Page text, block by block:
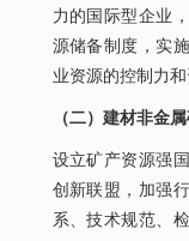
力的国际型企业
源储备制度，实
业资源的控制力和
（二）建材非金
设立矿产资源强
创新联盟，加强
系、技术规范、